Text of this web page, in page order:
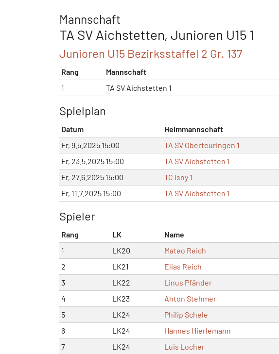
Mannschaft
TA SV Aichstetten, Junioren U15 1
Junioren U15 Bezirksstaffel 2 Gr. 137
Rang Mannschaft
1
TA SV Aichstetten 1
Spielplan
Datum Heimmannschaft
Fr, 9.5.2025 15:00
TA SV Oberteuringen 1
Fr, 23.5.2025 15:00
TA SV Aichstetten 1
Fr, 27.6.2025 15:00
TC Isny 1
Fr, 11.7.2025 15:00
TA SV Aichstetten 1
Spieler
Rang LK Name
1
LK20 Mateo Reich
2
LK21 Elias Reich
3
LK22 Linus Pfänder
4
LK23 Anton Stehmer
5
LK24 Philip Schele
6
LK24 Hannes Hierlemann
7
LK24 Luis Locher